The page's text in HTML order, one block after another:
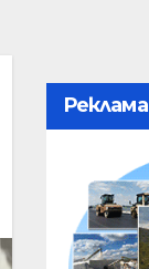
Реклама